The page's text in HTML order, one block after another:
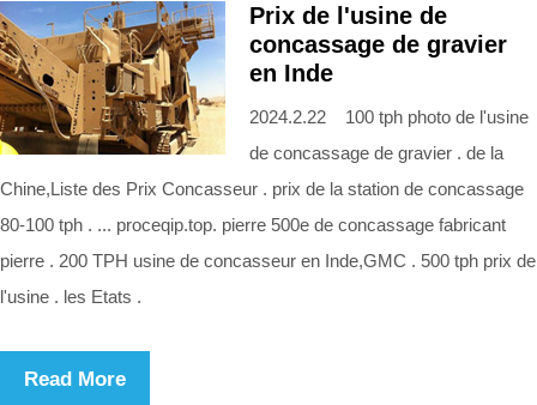
Prix de l'usine de
concassage de gravier
en Inde
2024.2.22 100 tph photo de l'usine
de concassage de gravier . de la
Chine,Liste des Prix Concasseur . prix de la station de concassage
80-100 tph . ... proceqip.top. pierre 500e de concassage fabricant
pierre . 200 TPH usine de concasseur en Inde,GMC . 500 tph prix de
l'usine . les Etats .
Read More